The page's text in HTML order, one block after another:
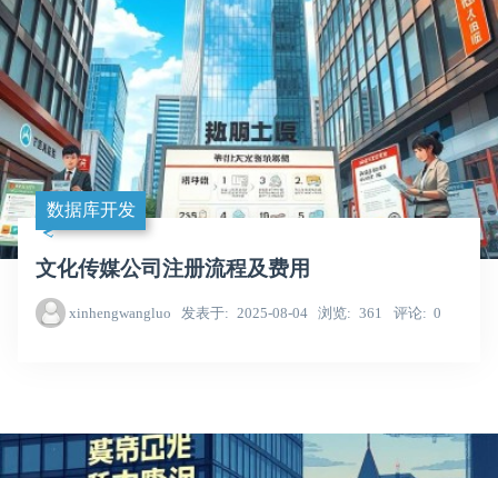
数据库开发
文化传媒公司注册流程及费用
xinhengwangluo 发表于 2025-08-04 浏览 361 评论 0